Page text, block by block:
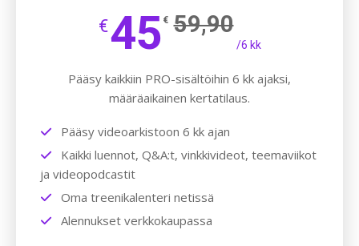
€45 € 59,90
/6 kk
Pääsy kaikkiin PRO-sisältöihin 6 kk ajaksi,
määräaikainen kertatilaus.
Pääsy videoarkistoon 6 kk ajan
Kaikki luennot, Q&A:t, vinkkivideot, teemaviikot
ja videopodcastit
Oma treenikalenteri netissä
Alennukset verkkokaupassa